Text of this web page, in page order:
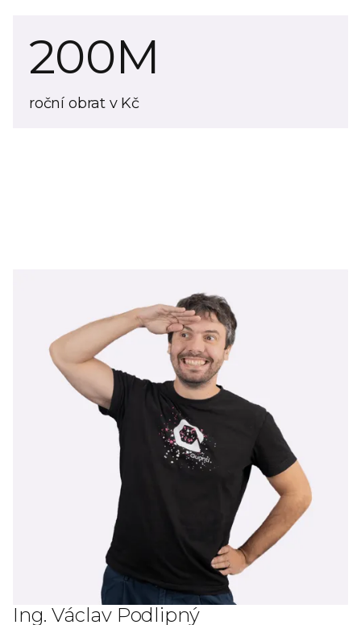
200M
roční obrat v Kč
Ing. Václav Podlipný